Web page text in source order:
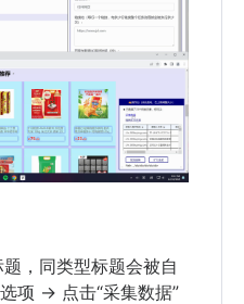
题，同类型标题会被自
项 -> 点击“采集数据”